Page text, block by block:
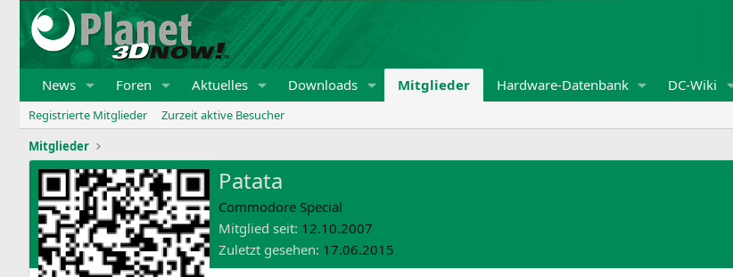
News Foren Aktuelles Downloads Mitglieder Hardware-Datenbank DC-Wiki
Registrierte Mitglieder
Zurzeit aktive Besucher
Mitglieder
Patata
Commodore Special
Mitglied seit 12.10.2007
Zuletzt gesehen 17.06.2015